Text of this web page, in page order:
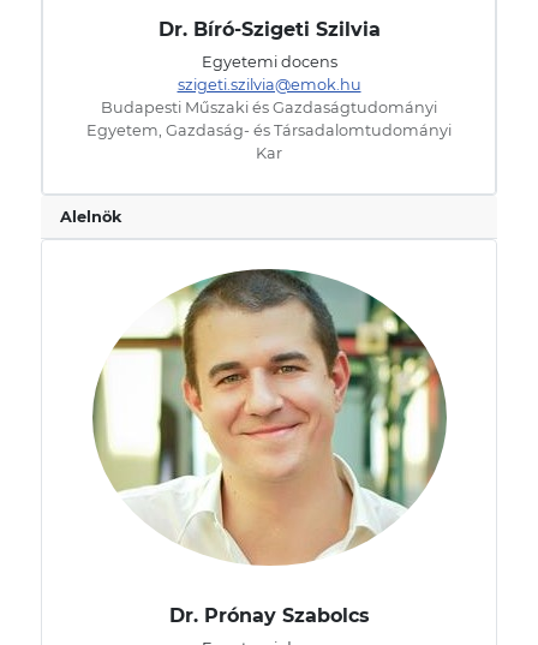
Dr. Bíró-Szigeti Szilvia
Egyetemi docens
szigeti.szilvia@emok.hu
Budapesti Műszaki és Gazdaságtudományi
Egyetem, Gazdaság- és Társadalomtudományi
Kar
Alelnök
Dr. Prónay Szabolcs